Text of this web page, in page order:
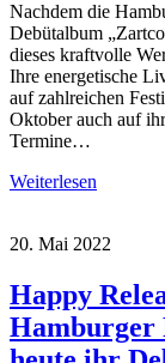
Nachdem die
Debütalbum
dieses kraftvolle
Ihre energetische
auf zahlreichen
Oktober auch auf
Termine…
Weiterlesen
20. Mai 2022
Happy
Hamburger